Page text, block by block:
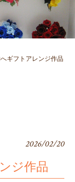
ギフトアレンジ作品
2026/02/20
ジ作品